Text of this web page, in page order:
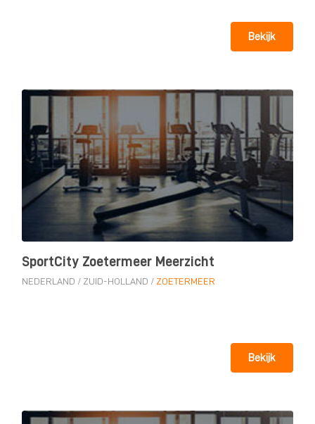
Bekijk
SportCity Zoetermeer Meerzicht
NEDERLAND / ZUID-HOLLAND / ZOETERMEER
Bekijk